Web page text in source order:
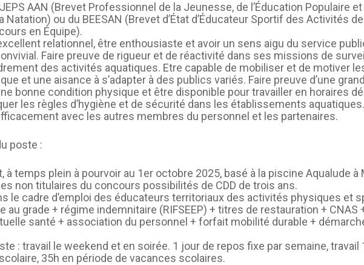
AAN (Brevet Professionnel de la Jeunesse, de l’Éducation Populaire
Natation) ou du BEESAN (Brevet d’État d’Éducateur Sportif des Activités
en Équipe).
relationnel, être enthousiaste et avoir un sens aigu du service
Faire preuve de rigueur et de réactivité dans ses missions de
des activités aquatiques. Etre capable de mobiliser et de motiver
et une aisance à s’adapter à des publics variés. Faire preuve d’une
bonne condition physique et être disponible pour travailler en horaires
les règles d’hygiène et de sécurité dans les établissements
avec les autres membres du personnel et les partenaires.
poste :
à temps plein à pourvoir au 1er octobre 2025, basé à la piscine Aqualude à
non titulaires du concours possibilités de CDD de trois ans.
le cadre d’emploi des éducateurs territoriaux des activités physiques et
au grade + régime indemnitaire (RIFSEEP) + titres de restauration +
santé + association du personnel + forfait mobilité durable +
: travail le weekend et en soirée. 1 jour de repos fixe par semaine,
35h en période de vacances scolaires.